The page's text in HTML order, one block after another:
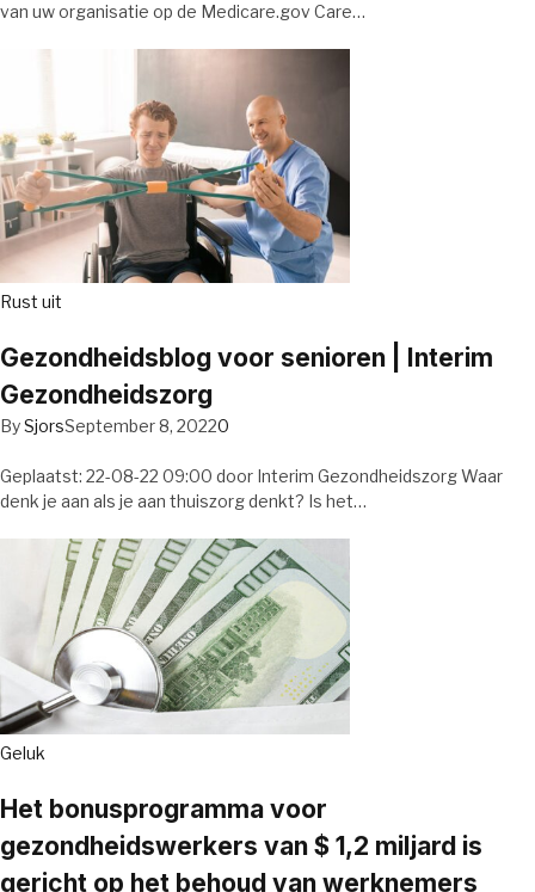
van uw organisatie op de Medicare.gov Care…
Rust uit
Gezondheidsblog voor senioren | Interim
Gezondheidszorg
BySjorsSeptember 8, 20220
Geplaatst: 22-08-22 09:00 door Interim Gezondheidszorg Waar
denk je aan als je aan thuiszorg denkt? Is het…
Geluk
Het bonusprogramma voor
gezondheidswerkers van $ 1,2 miljard is
gericht op het behoud van werknemers